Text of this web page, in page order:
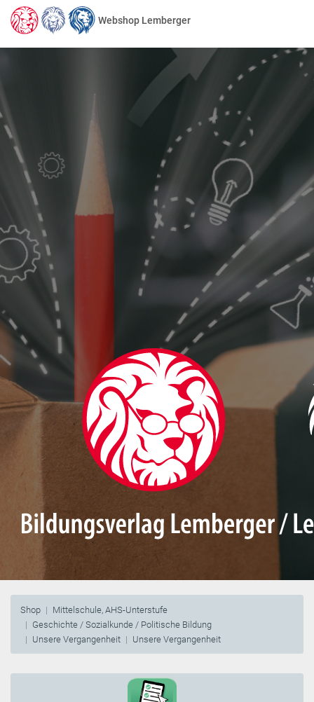
Webshop Lemberger
Shop
Mittelschule, AHS-Unterstufe
Geschichte / Sozialkunde / Politische Bildung
Unsere Vergangenheit
Unsere Vergangenheit